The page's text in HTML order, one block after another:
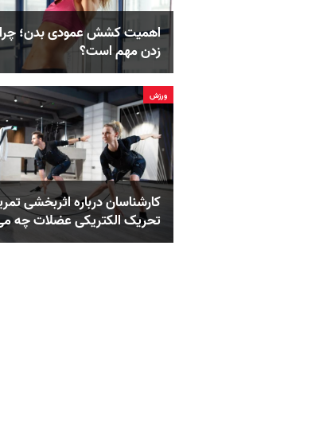
اهمیت کشش عمودی بدن؛
زدن مهم است؟
ورزش
کارشناسان درباره اثربخشی
تحریک الکتریکی عضلات چه